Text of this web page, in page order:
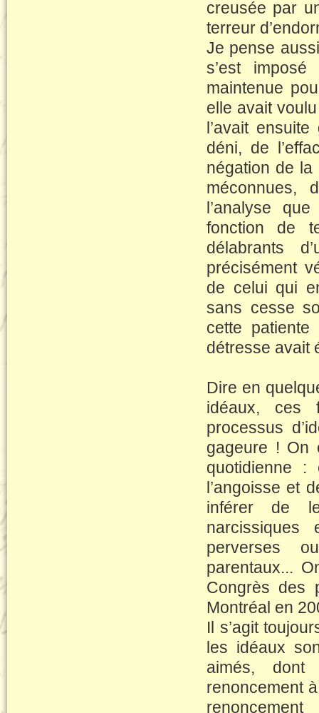
creusée par
terreur
Je pense
s’est
maintenue
elle avait
l’avait
déni, de
négation de la
méconnues,
l’analyse
fonction de
délabrants
précisément
de celui qui
sans cesse
cette
détresse avait
Dire en
idéaux, ces
processus
gageure ! On
quotidienne :
l’angoisse et
inférer de
narcissiques
perverses
parentaux...
Congrès des
Montréal en
Il s’agit
les idéaux
aimés,
renoncement